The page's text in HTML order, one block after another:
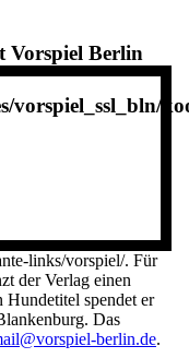
Vorspiel Berlin
links/vorspiel/. Für
der Verlag einen
spendet er
Das
berlin.de.